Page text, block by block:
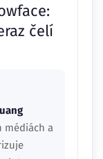
čelí
médiách a